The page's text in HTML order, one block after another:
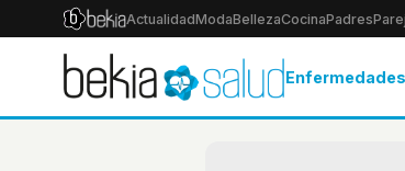
ActualidadModaBellezaCocinaPadres
Enfermedades